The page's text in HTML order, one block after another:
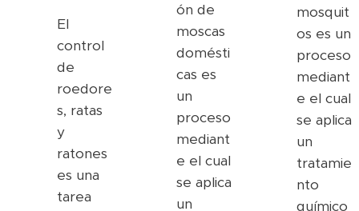
El
control
de
roedore
s, ratas
y
ratones
es una
tarea
ón de
moscas
domésti
cas es
un
proceso
mediant
e el cual
se aplica
un
mosquit
os es un
proceso
mediant
e el cual
se aplica
un
tratamie
nto
químico